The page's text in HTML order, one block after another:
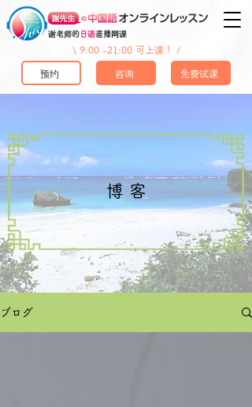
免费试课
预约 咨询
\ 9:00 -21:00 可上课！ /
谢老师的 日语直播网课
​博 客
ブログ